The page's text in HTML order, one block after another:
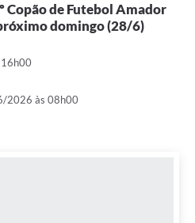
Copão de Futebol Amador
domingo (28/6)
2026 às 08h00